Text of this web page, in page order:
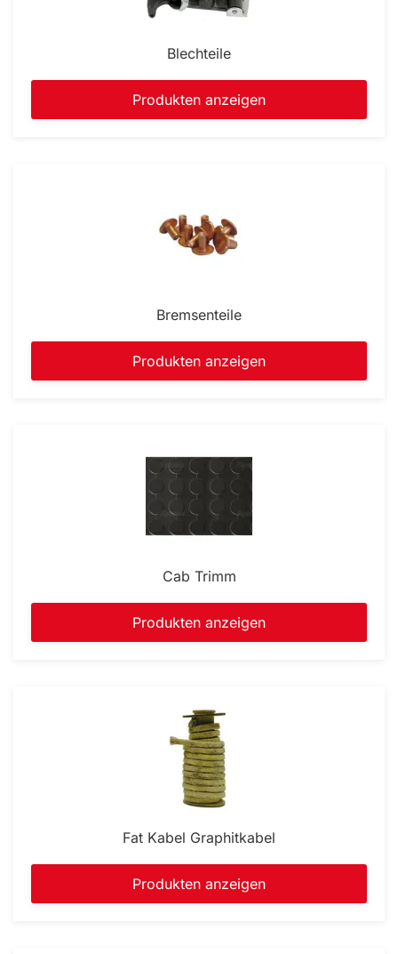
Blechteile
Produkten anzeigen
Bremsenteile
Produkten anzeigen
Cab Trimm
Produkten anzeigen
Fat Kabel Graphitkabel
Produkten anzeigen